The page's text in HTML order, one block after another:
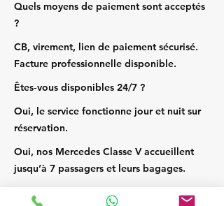
Quels moyens de paiement sont acceptés
?
CB, virement, lien de paiement sécurisé.
Facture professionnelle disponible.
Êtes‑vous disponibles 24/7 ?
Oui, le service fonctionne jour et nuit sur
réservation.
Oui, nos Mercedes Classe V accueillent
jusqu’à 7 passagers et leurs bagages.